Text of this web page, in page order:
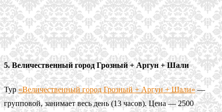
5. Величественный город Грозный + Аргун + Шали
Тур«Величественный город Грозный + Аргун + Шали»—
групповой, занимает весь день (13 часов). Цена — 2500